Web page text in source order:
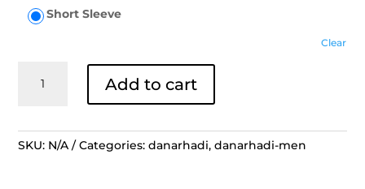
Short Sleeve
Clear
Batik
Lengko
Add to cart
SKU: N/A Categories: danarhadi,danarhadi-men